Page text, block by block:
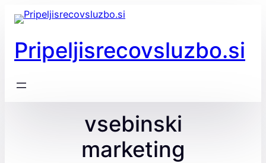
Preskoči
na
vsebino
Pripeljisrecovsluzbo.si
vsebinski
marketing